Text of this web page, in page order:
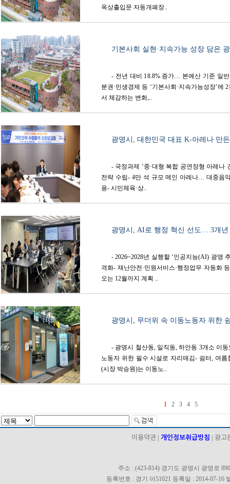
옥상출입문 자동개폐장..
기본사회 실현·지속가능 성장 담은
- 전년 대비 18.8% 증가… 본예산 기준 일
분권·민생경제 등 ‘기본사회·지속가능성장’에
서 체감하는 변화,..
광명시, 대한민국 대표 K-아레나 만
- 국정과제 ‘중·대형 복합 공연장형 아레나
전략 수립- 4만 석 규모 메인 아레나… 대중음
용- 시민체육·상..
광명시, AI로 행정 혁신 선도… 3개년
- 2026~2028년 실행할 ‘인공지능(AI) 광명
격화- 재난안전·민원서비스·행정업무 자동화
오는 12월까지 계획 ..
광명시, 무더위 속 이동노동자 위한
- 광명시 철산동, 일직동, 하안동 3개소 이
노동자 위한 필수 시설로 자리매김- 쉼터, 여
(시장 박승원)는 이동노..
1 2 3 4 5
이용약관| 개인정보취급방침 | 광고
주소 : (423-814) 경기도 광명시 광명로
등록번호 : 경기 아51021 등록일 : 2014-07-